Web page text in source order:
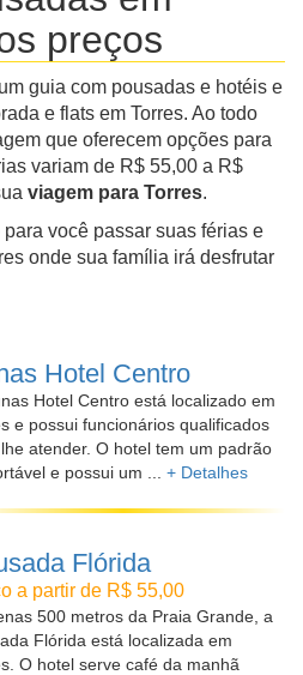
preços
guia com pousadas e hotéis e
e flats em Torres. Ao todo
que oferecem opções para
variam de R$ 55,00 a R$
viagem para Torres.
você passar suas férias e
onde sua família irá desfrutar
Hotel Centro
Hotel Centro está localizado em
e possui funcionários qualificados
atender. O hotel tem um padrão
e possui um ... + Detalhes
Flórida
a partir de R$ 55,00
500 metros da Praia Grande, a
Flórida está localizada em
O hotel serve café da manhã